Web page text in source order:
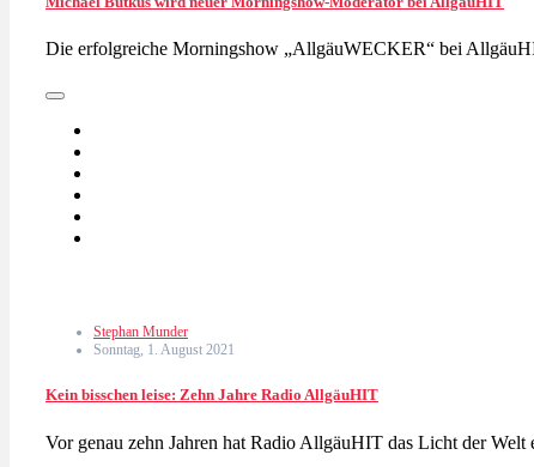
Die erfolgreiche Morningshow „AllgäuWECKER“ bei
Stephan Munder
Sonntag, 1. August 2021
Kein bisschen leise: Zehn Jahre Radio AllgäuHIT
Vor genau zehn Jahren hat Radio AllgäuHIT das Licht der